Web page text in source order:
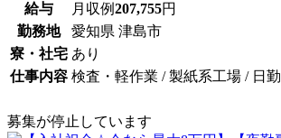
給与 月収例207,755円
勤務地
愛知県 津島市
寮・社宅 あり
仕事内容 検査・軽作業 / 製紙系工場 / 日勤
募集が停止しています